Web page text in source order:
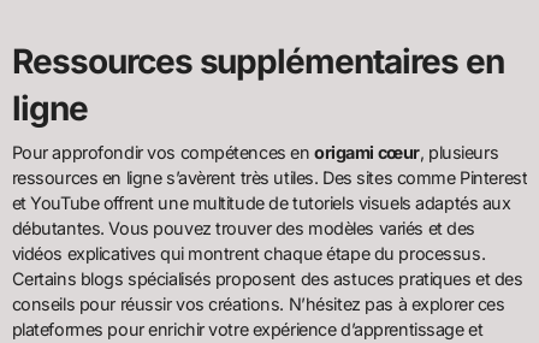
Ressources supplémentaires en
ligne
Pour approfondir vos compétences enorigami cœur, plusieurs
ressources en ligne s’avèrent très utiles. Des sites comme Pinterest
et YouTube offrent une multitude de tutoriels visuels adaptés aux
débutantes. Vous pouvez trouver des modèles variés et des
vidéos explicatives qui montrent chaque étape du processus.
Certains blogs spécialisés proposent des astuces pratiques et des
conseils pour réussir vos créations. N’hésitez pas à explorer ces
plateformes pour enrichir votre expérience d’apprentissage et